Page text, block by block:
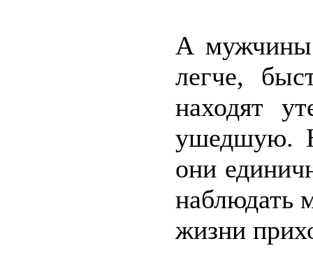
А мужчины
легче,
находят
ушедшую.
они
наблюдать
жизни